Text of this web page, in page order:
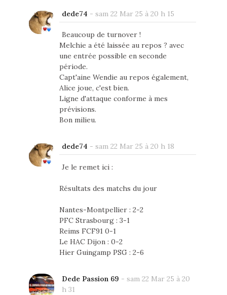
dede74 - sam 22 Mar 25 à 20 h 15
Beaucoup de turnover !
Melchie a été laissée au repos ? avec
une entrée possible en seconde
période.
Capt'aine Wendie au repos également,
Alice joue, c'est bien.
Ligne d'attaque conforme à mes
prévisions.
Bon milieu.
dede74 - sam 22 Mar 25 à 20 h 18
Je le remet ici :
Résultats des matchs du jour
Nantes-Montpellier : 2-2
PFC Strasbourg : 3-1
Reims FCF91 0-1
Le HAC Dijon : 0-2
Hier Guingamp PSG : 2-6
Dede Passion 69 - sam 22 Mar 25 à 20
h 31